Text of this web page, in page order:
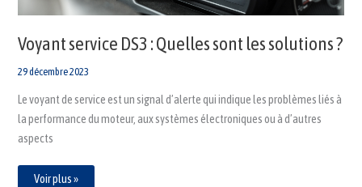
Voyant service DS3 : Quelles sont les solutions ?
29 décembre 2023
Le voyant de service est un signal d’alerte qui indique les problèmes liés à
la performance du moteur, aux systèmes électroniques ou à d’autres
aspects
Voir plus »